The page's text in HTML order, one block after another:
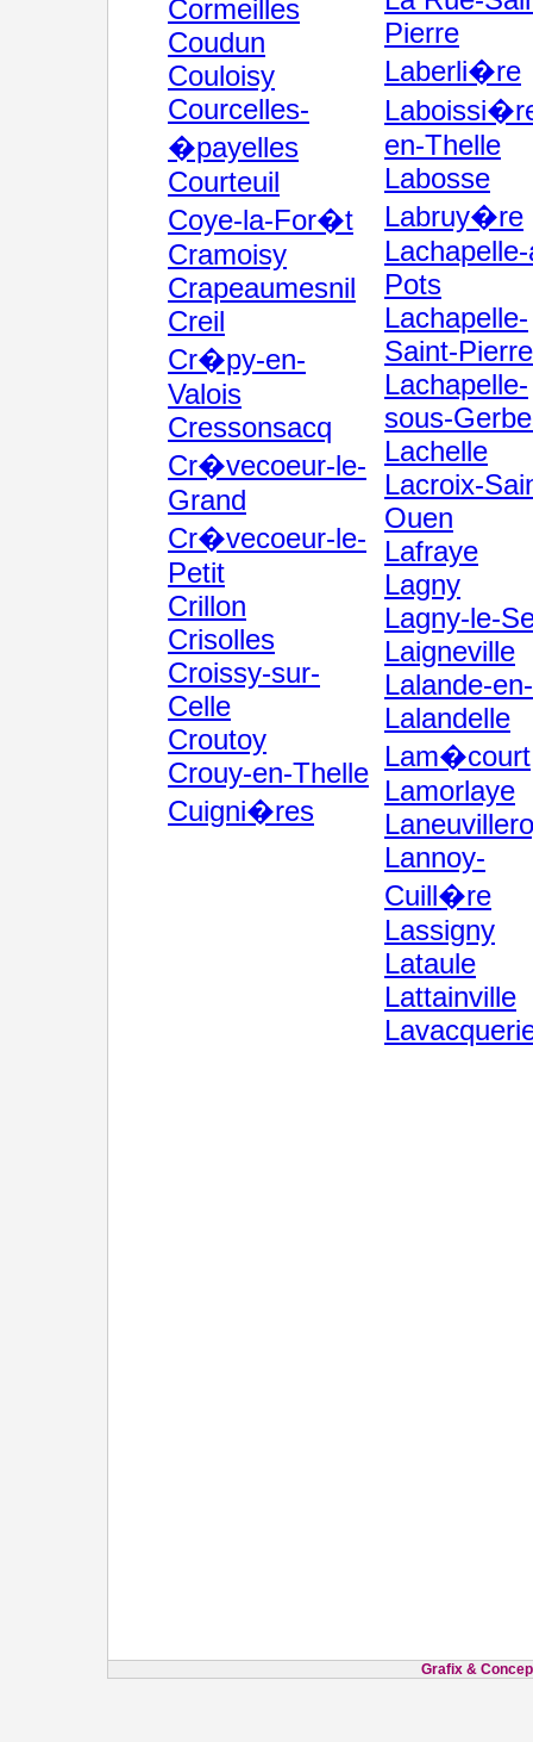
Cormeilles
Coudun
Couloisy
Courcelles-
�payelles
Courteuil
Coye-la-For�t
Cramoisy
Crapeaumesnil
Creil
Cr�py-en-
Valois
Cressonsacq
Cr�vecoeur-le-
Grand
Cr�vecoeur-le-
Petit
Crillon
Crisolles
Croissy-sur-
Celle
Croutoy
Crouy-en-Thelle
Cuigni�res
Pierre
Laberli�re
en-Thelle
Labosse
Labruy�re
Pots
Lachapelle-
Saint-Pierre
Lachapelle-
sous-
Lachelle
Lacroix-
Ouen
Lafraye
Lagny
Lagny-le-
Laigneville
Lalande-
Lalandelle
Lam�court
Lamorlaye
Lannoy-
Cuill�re
Lassigny
Lataule
Lattainville
Grafix &